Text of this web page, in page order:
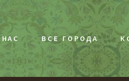
ВСЕ ГОРОДА